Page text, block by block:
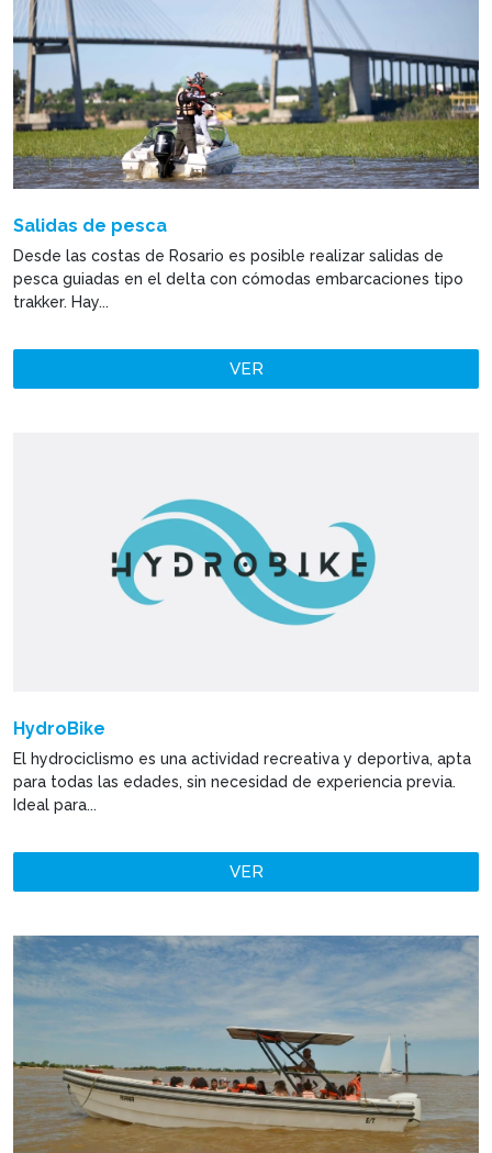
Salidas de pesca
Desde las costas de Rosario es posible realizar salidas de
pesca guiadas en el delta con cómodas embarcaciones tipo
trakker. Hay...
VER
HydroBike
El hydrociclismo es una actividad recreativa y deportiva, apta
para todas las edades, sin necesidad de experiencia previa.
Ideal para...
VER